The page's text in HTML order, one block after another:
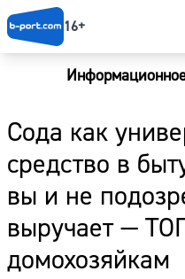
16+
Сода как
средство в
вы и не
выручает —
домохозяйкам
Новости
Наши гости
Погода